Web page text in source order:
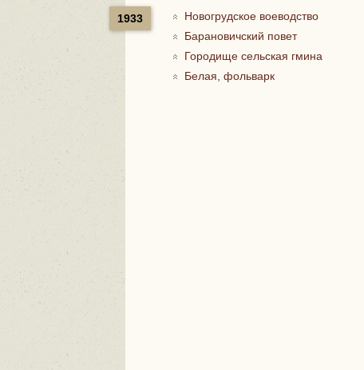
1933
Новогрудское воеводство
Барановичский повет
Городище сельская гмина
Белая, фольварк